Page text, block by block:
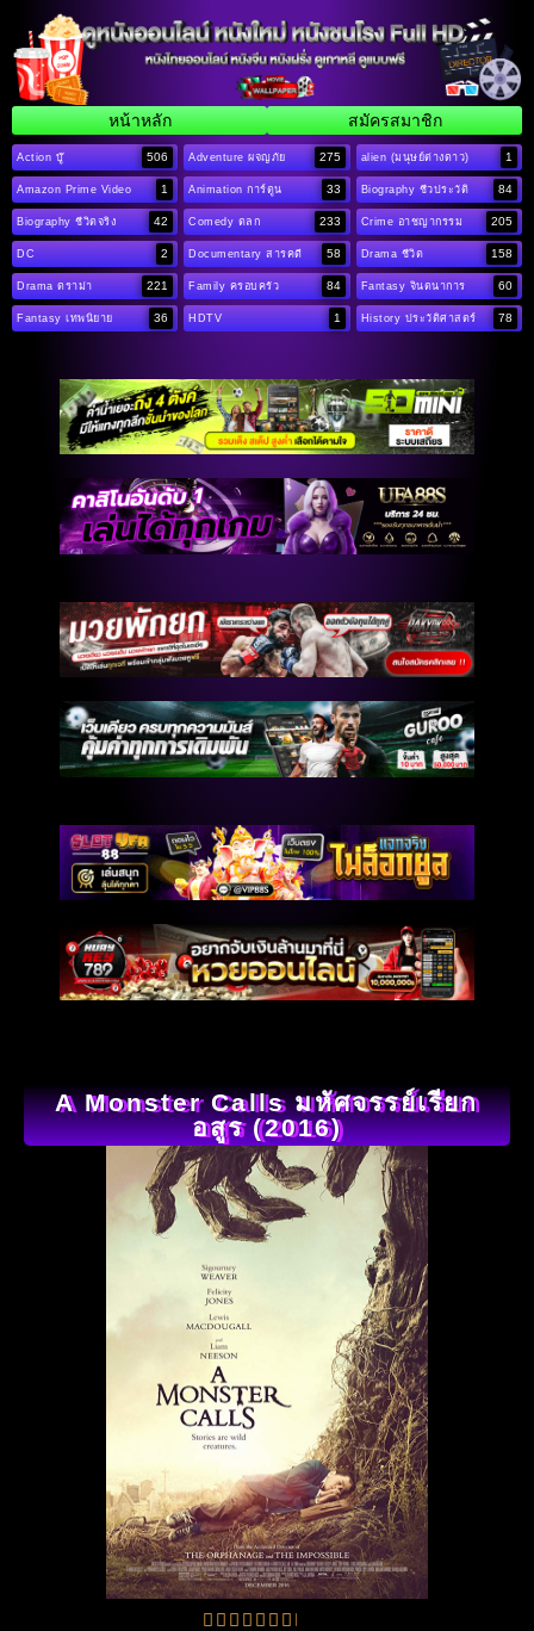
หน้าหลัก สมัครสมาชิก
Action บู๊ 506 Adventure ผจญภัย 275 alien (มนุษย์ต่างดาว) 1
Amazon Prime Video 1 Animation การ์ตูน 33 Biography ชีวประวัติ 84
Biography ชีวิตจริง 42 Comedy ตลก 233 Crime อาชญากรรม 205
DC 2 Documentary สารคดี 58 Drama ชีวิต 158
Drama ดราม่า 221 Family ครอบครัว 84 Fantasy จินตนาการ 60
Fantasy เทพนิยาย 36 HDTV 1 History ประวัติศาสตร์ 78
A Monster Calls มหัศจรรย์เรียก
อสูร (2016)